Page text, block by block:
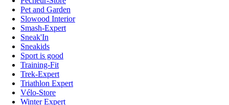
Pet and Garden
Slowood Interior
Smash-Expert
Sneak'In
Sneakids
Sport is good
Training-Fit
Trek-Expert
Triathlon Expert
Vélo-Store
Winter Expert